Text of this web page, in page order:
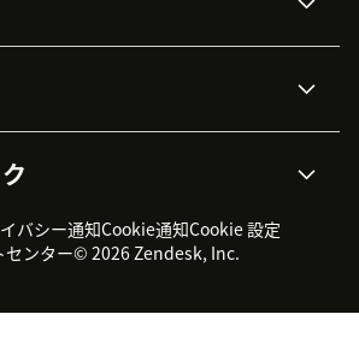
バシーと
ナレッジベース
メント
カスタマーポータル
イベント情報
インクルージョン＆ビロンギ
ポート
Zendesk Foundation
製品のアップデート情報
ール
ヘルプデスク向けチケット管
バシー通知Cookie通知Cookie 設定
センター© 2026 Zendesk, Inc.